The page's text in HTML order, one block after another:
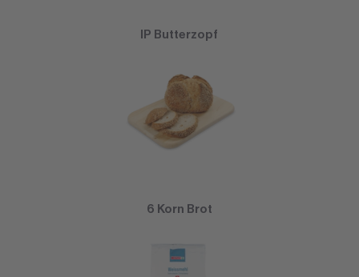
IP Butterzopf
6 Korn Brot